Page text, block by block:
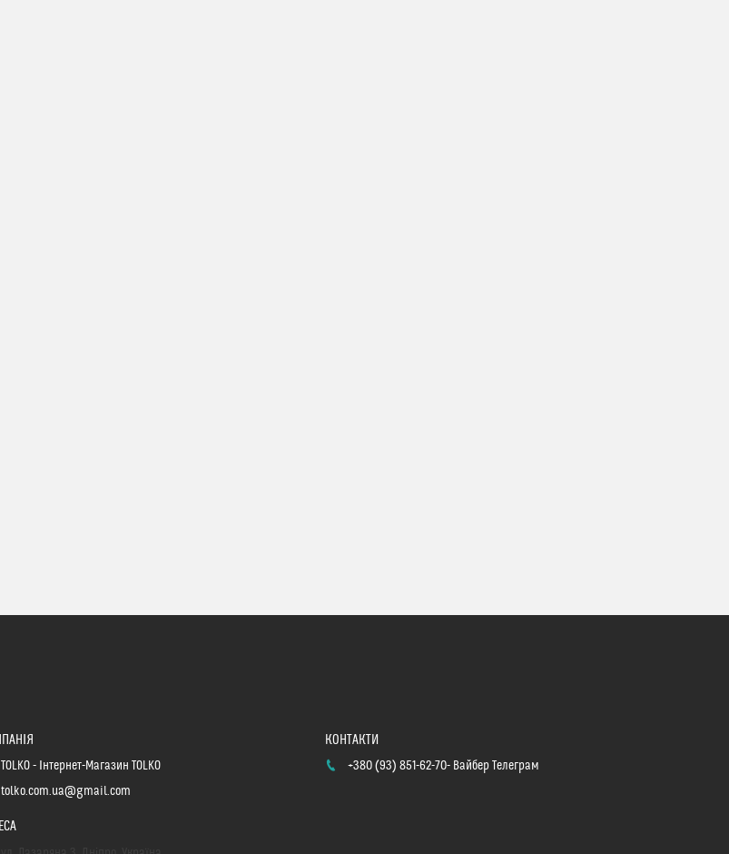
TOLKO - Інтернет-Магазин TOLKO
tolko.com.ua@gmail.com
+380 (93) 851-62-70 Вайбер Телеграм